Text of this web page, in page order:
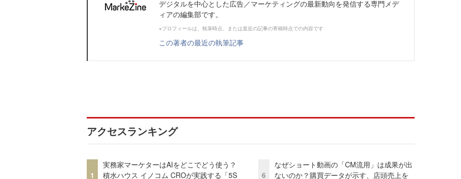
デジタルを中心とした広告／マーケティングの最新動向を発信する専門メデ
ィアの編集部です。
※プロフィールは、執筆時点、または直近の記事の寄稿時点での内容です
この著者の最近の執筆記事
アクセスランキング
1
実務家マーケターはAIをどこでどう使う？
積水ハウス イノコム CROが実践する「5S
6
なぜショート動画の「CM流用」は成果が出
ないのか？購買データが示す、店頭売上を